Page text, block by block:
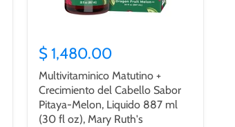
$ 1,480.00
Multivitaminico Matutino +
Crecimiento del Cabello Sabor
Pitaya-Melon, Liquido 887 ml
(30 fl oz), Mary Ruth's